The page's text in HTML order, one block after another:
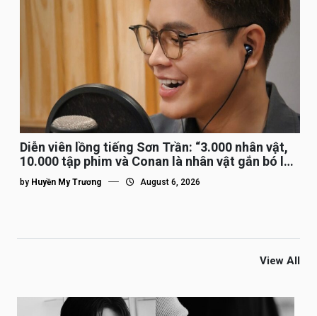
Diễn viên lồng tiếng Sơn Trần: “3.000 nhân vật,
10.000 tập phim và Conan là nhân vật gắn bó lâu
nhất”
by Huyền My Trương August 6, 2026
View All